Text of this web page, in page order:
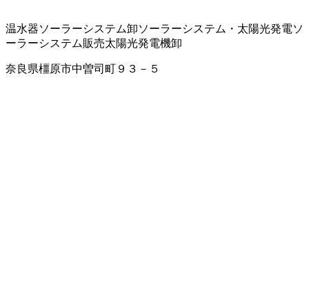
温水器ソーラーシステム卸ソーラーシステム・太陽光発電ソ
ーラーシステム販売太陽光発電機卸
奈良県橿原市中曽司町９３－５